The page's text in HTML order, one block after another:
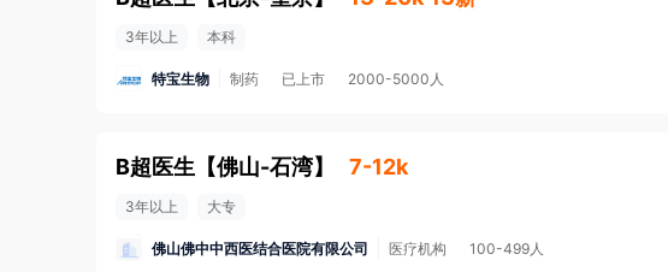
3年以上 本科
特宝生物 制药 已上市 2000-5000人
B超医生 【佛山-石湾】 7-12k
3年以上 大专
佛山佛中中西医结合医院有限公司 医疗机构 100-499人